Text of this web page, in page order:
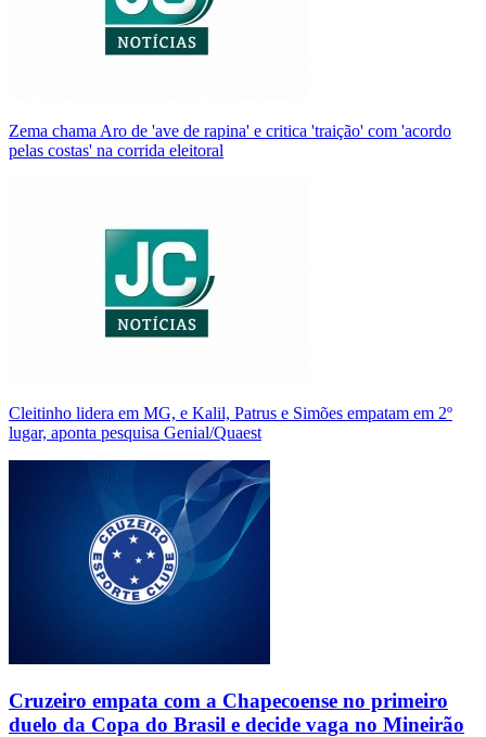
Zema chama Aro de 'ave de rapina' e critica 'traição' com 'acordo
pelas costas' na corrida eleitoral
Cleitinho lidera em MG, e Kalil, Patrus e Simões empatam em 2º
lugar, aponta pesquisa Genial/Quaest
Cruzeiro empata com a Chapecoense no primeiro
duelo da Copa do Brasil e decide vaga no Mineirão